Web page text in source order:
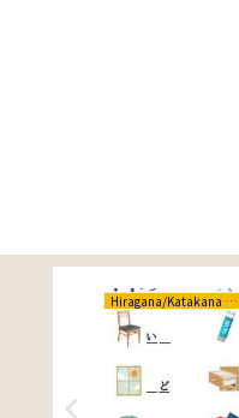
Hiragana/Katakana ひらがな/カタカナ